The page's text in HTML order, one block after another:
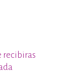
recibiras